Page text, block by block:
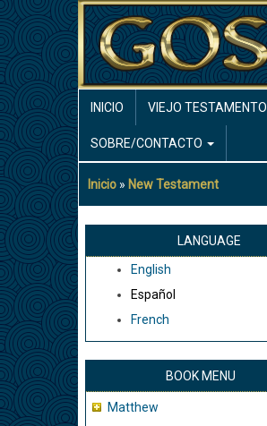
Pasar
al
contenido
principal
NAVIGATION
INICIO VIEJO TESTAMENTO
SOBRE/CONTACTO
Sobrescribir
enlaces
ayuda
navegación
Inicio New Testament
LANGUAGE
English
Español
French
BOOK MENU
Matthew